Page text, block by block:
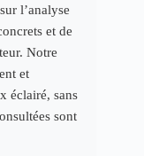
l’analyse
et de
Notre
et
éclairé, sans
sont